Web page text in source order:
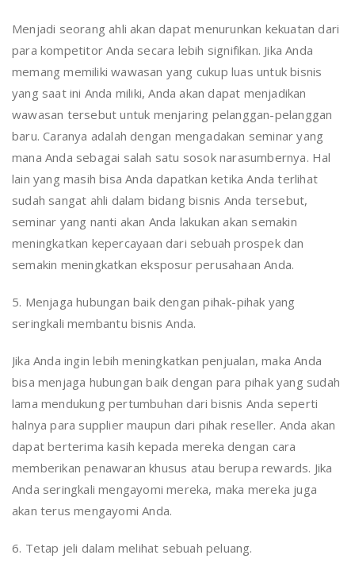
Menjadi seorang ahli akan dapat menurunkan kekuatan dari
para kompetitor Anda secara lebih signifikan. Jika Anda
memang memiliki wawasan yang cukup luas untuk bisnis
yang saat ini Anda miliki, Anda akan dapat menjadikan
wawasan tersebut untuk menjaring pelanggan-pelanggan
baru. Caranya adalah dengan mengadakan seminar yang
mana Anda sebagai salah satu sosok narasumbernya. Hal
lain yang masih bisa Anda dapatkan ketika Anda terlihat
sudah sangat ahli dalam bidang bisnis Anda tersebut,
seminar yang nanti akan Anda lakukan akan semakin
meningkatkan kepercayaan dari sebuah prospek dan
semakin meningkatkan eksposur perusahaan Anda.
5. Menjaga hubungan baik dengan pihak-pihak yang
seringkali membantu bisnis Anda.
Jika Anda ingin lebih meningkatkan penjualan, maka Anda
bisa menjaga hubungan baik dengan para pihak yang sudah
lama mendukung pertumbuhan dari bisnis Anda seperti
halnya para supplier maupun dari pihak reseller. Anda akan
dapat berterima kasih kepada mereka dengan cara
memberikan penawaran khusus atau berupa rewards. Jika
Anda seringkali mengayomi mereka, maka mereka juga
akan terus mengayomi Anda.
6. Tetap jeli dalam melihat sebuah peluang.